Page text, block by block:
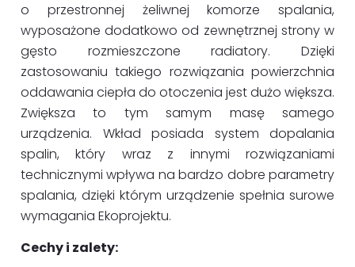
o przestronnej żeliwnej komorze spalania,
wyposażone dodatkowo od zewnętrznej strony w
gęsto rozmieszczone radiatory. Dzięki
zastosowaniu takiego rozwiązania powierzchnia
oddawania ciepła do otoczenia jest dużo większa.
Zwiększa to tym samym masę samego
urządzenia. Wkład posiada system dopalania
spalin, który wraz z innymi rozwiązaniami
technicznymi wpływa na bardzo dobre parametry
spalania, dzięki którym urządzenie spełnia surowe
wymagania Ekoprojektu.
Cechy i zalety: